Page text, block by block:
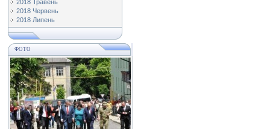
2018 Травень
2018 Червень
2018 Липень
ФОТО